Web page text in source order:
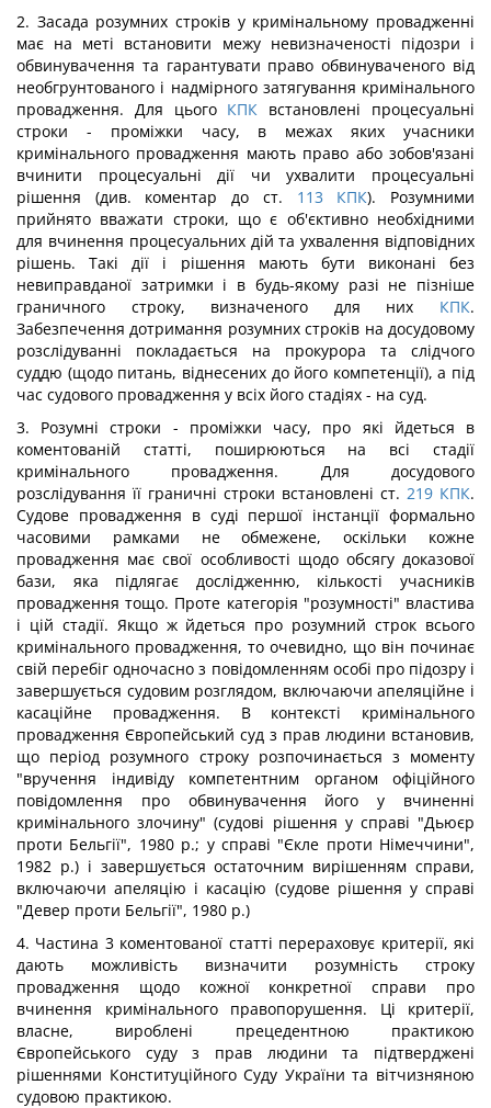
2. Засада розумних строків у кримінальному провадженні
має на меті встановити межу невизначеності підозри і
обвинувачення та гарантувати право обвинуваченого від
необгрунтованого і надмірного затягування кримінального
провадження. Для цього КПК встановлені процесуальні
строки - проміжки часу, в межах яких учасники
кримінального провадження мають право або зобов'язані
вчинити процесуальні дії чи ухвалити процесуальні
рішення (див. коментар до ст. 113 КПК). Розумними
прийнято вважати строки, що є об'єктивно необхідними
для вчинення процесуальних дій та ухвалення відповідних
рішень. Такі дії і рішення мають бути виконані без
невиправданої затримки і в будь-якому разі не пізніше
граничного строку, визначеного для них КПК.
Забезпечення дотримання розумних строків на досудовому
розслідуванні покладається на прокурора та слідчого
суддю (щодо питань, віднесених до його компетенції), а під
час судового провадження у всіх його стадіях - на суд.
3. Розумні строки - проміжки часу, про які йдеться в
коментованій статті, поширюються на всі стадії
кримінального провадження. Для досудового
розслідування її граничні строки встановлені ст. 219 КПК.
Судове провадження в суді першої інстанції формально
часовими рамками не обмежене, оскільки кожне
провадження має свої особливості щодо обсягу доказової
бази, яка підлягає дослідженню, кількості учасників
провадження тощо. Проте категорія "розумності" властива
і цій стадії. Якщо ж йдеться про розумний строк всього
кримінального провадження, то очевидно, що він починає
свій перебіг одночасно з повідомленням особі про підозру і
завершується судовим розглядом, включаючи апеляційне і
касаційне провадження. В контексті кримінального
провадження Європейський суд з прав людини встановив,
що період розумного строку розпочинається з моменту
"вручення індивіду компетентним органом офіційного
повідомлення про обвинувачення його у вчиненні
кримінального злочину" (судові рішення у справі "Дьюєр
проти Бельгії", 1980 р.; у справі "Єкле проти Німеччини",
1982 р.) і завершується остаточним вирішенням справи,
включаючи апеляцію і касацію (судове рішення у справі
"Девер проти Бельгії", 1980 р.)
4. Частина 3 коментованої статті перераховує критерії, які
дають можливість визначити розумність строку
провадження щодо кожної конкретної справи про
вчинення кримінального правопорушення. Ці критерії,
власне, вироблені прецедентною практикою
Європейського суду з прав людини та підтверджені
рішеннями Конституційного Суду України та вітчизняною
судовою практикою.